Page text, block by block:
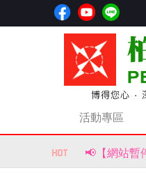
活動專區
📢【網站暫